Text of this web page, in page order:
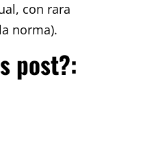
con rara
norma).
post?: